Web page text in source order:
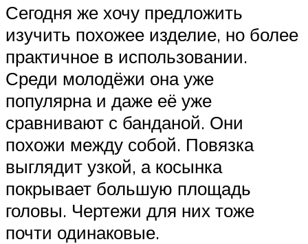
Сегодня же хочу предложить
изучить похожее изделие, но более
практичное в использовании.
Среди молодёжи она уже
популярна и даже её уже
сравнивают с банданой. Они
похожи между собой. Повязка
выглядит узкой, а косынка
покрывает большую площадь
головы. Чертежи для них тоже
почти одинаковые.